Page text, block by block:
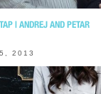
| ANDREJ AND PETAR
2013